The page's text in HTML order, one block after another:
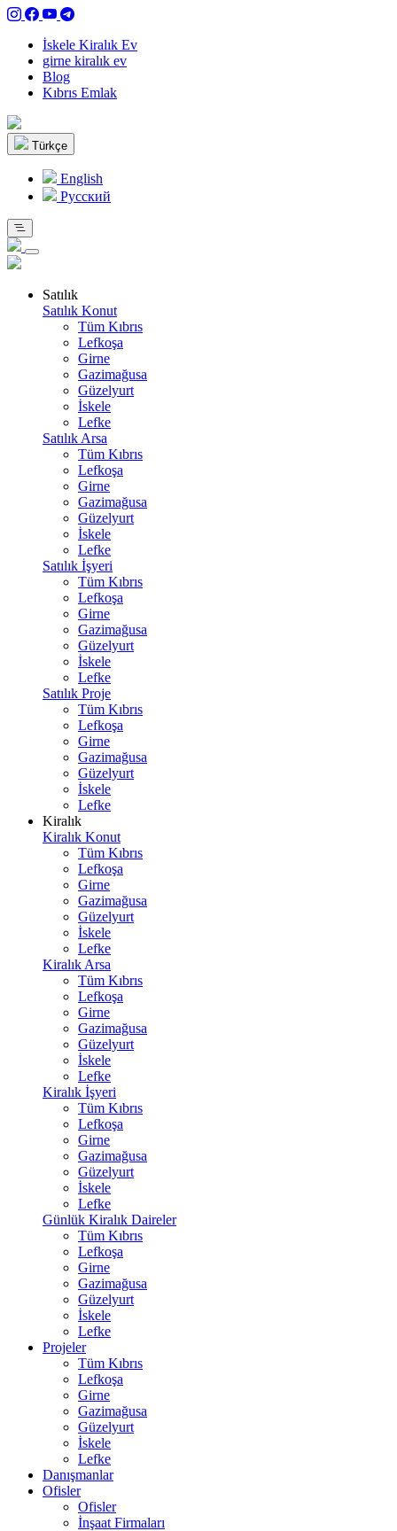
İskele Kiralık Ev
girne kiralık ev
Blog
Kıbrıs Emlak
Türkçe
English
Pусский
Satılık
Satılık Konut
Tüm Kıbrıs
Lefkoşa
Girne
Gazimağusa
Güzelyurt
İskele
Lefke
Satılık Arsa
Tüm Kıbrıs
Lefkoşa
Girne
Gazimağusa
Güzelyurt
İskele
Lefke
Satılık İşyeri
Tüm Kıbrıs
Lefkoşa
Girne
Gazimağusa
Güzelyurt
İskele
Lefke
Satılık Proje
Tüm Kıbrıs
Lefkoşa
Girne
Gazimağusa
Güzelyurt
İskele
Lefke
Kiralık
Kiralık Konut
Tüm Kıbrıs
Lefkoşa
Girne
Gazimağusa
Güzelyurt
İskele
Lefke
Kiralık Arsa
Tüm Kıbrıs
Lefkoşa
Girne
Gazimağusa
Güzelyurt
İskele
Lefke
Kiralık İşyeri
Tüm Kıbrıs
Lefkoşa
Girne
Gazimağusa
Güzelyurt
İskele
Lefke
Günlük Kiralık Daireler
Tüm Kıbrıs
Lefkoşa
Girne
Gazimağusa
Güzelyurt
İskele
Lefke
Projeler
Tüm Kıbrıs
Lefkoşa
Girne
Gazimağusa
Güzelyurt
İskele
Lefke
Danışmanlar
Ofisler
Ofisler
İnşaat Firmaları